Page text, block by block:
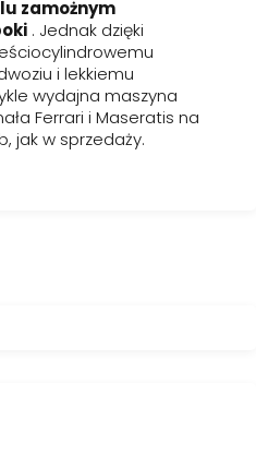
zamożnym
. Jednak dzięki
i lekkiemu
wydajna maszyna
Ferrari i Maseratis na
jak w sprzedaży.